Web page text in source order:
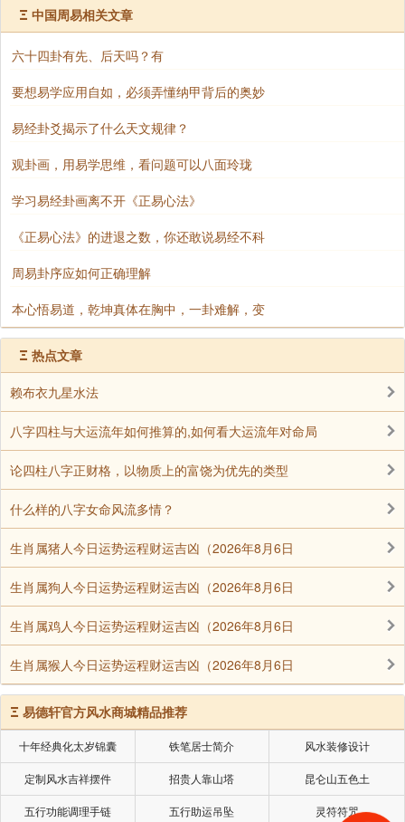
《集解》引虞翻曰：“即，就；次，舍也。”《广雅·
释诂》：“次，舍也”
《释文》：“怀其资，本或作怀其资斧。”据此资下
当有斧字。资，货也；斧，铜币之作斧形者。资斧犹言
钱币也。九四“得其资斧”正承此爻言，可为其证。
童仆，男奴隶。
“贞”下疑有“吉”字，因转写脱去。《象传》以“无
尤”释经文之：“吉”，可证“象传”作者所据本经文“贞”下当
有“吉”字。
贞，占问。
爻辞言：旅客来到客舍，携其钱币，买得一男奴
隶，其事吉利，故占得此爻则吉。此乃写一古代故事。
九三：旅焚其次，丧其童仆，贞厉。
丧，失也。
贞，占问。
厉，危也。
爻辞言：旅客之住舍被火所焚，失其男奴隶，其事
危险，故占得此爻有危险。此亦写一古代故事。
Ξ 中国周易相关文章
六十四卦有先、后天吗？有
要想易学应用自如，必须弄懂纳甲背后的奥妙
易经卦爻揭示了什么天文规律？
观卦画，用易学思维，看问题可以八面玲珑
学习易经卦画离不开《正易心法》
《正易心法》的进退之数，你还敢说易经不科
周易卦序应如何正确理解
本心悟易道，乾坤真体在胸中，一卦难解，变
Ξ 热点文章
赖布衣九星水法
八字四柱与大运流年如何推算的,如何看大运流年对命局
论四柱八字正财格，以物质上的富饶为优先的类型
什么样的八字女命风流多情？
生肖属猪人今日运势运程财运吉凶（2026年8月6日
生肖属狗人今日运势运程财运吉凶（2026年8月6日
生肖属鸡人今日运势运程财运吉凶（2026年8月6日
生肖属猴人今日运势运程财运吉凶（2026年8月6日
Ξ 易德轩官方风水商城精品推荐
十年经典化太岁锦囊 铁笔居士简介 风水装修设计
定制风水吉祥摆件 招贵人靠山塔 昆仑山五色土
五行功能调理手链 五行助运吊坠 灵符符咒